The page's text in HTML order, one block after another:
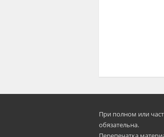
При полном или
oбязательна.